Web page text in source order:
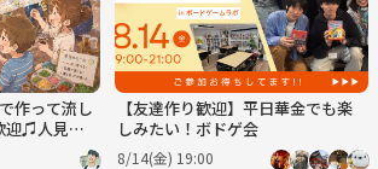
作って流し
迎♫人見知
参加してね
【友達作り歓迎】平日華金でも楽
しみたい！ボドゲ会
8/14(金) 19:00